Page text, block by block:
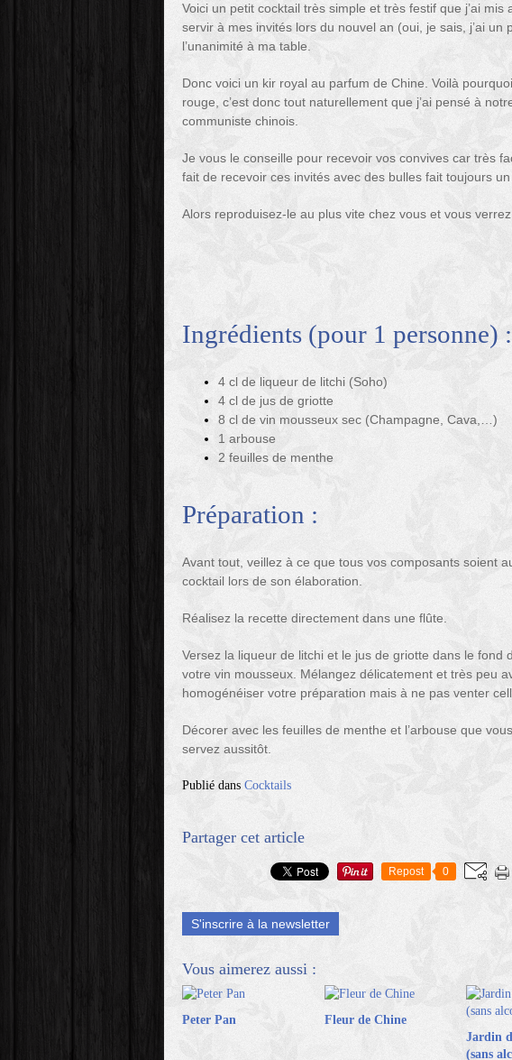
Voici un petit cocktail très simple et très festif que j’ai mis
servir à mes invités lors du nouvel an (oui, je sais, j’ai
l’unanimité à ma table.
Donc voici un kir royal au parfum de Chine. Voilà
rouge, c’est donc tout naturellement que j’ai pensé à
communiste chinois.
Je vous le conseille pour recevoir vos convives car très
fait de recevoir ces invités avec des bulles fait toujours un
Alors reproduisez-le au plus vite chez vous et vous verrez
Ingrédients (pour 1 personne) :
4 cl de liqueur de litchi (Soho)
4 cl de jus de griotte
8 cl de vin mousseux sec (Champagne, Cava,…)
1 arbouse
2 feuilles de menthe
Préparation :
Avant tout, veillez à ce que tous vos composants soient
cocktail lors de son élaboration.
Réalisez la recette directement dans une flûte.
Versez la liqueur de litchi et le jus de griotte dans le fond
votre vin mousseux. Mélangez délicatement et très peu
homogénéiser votre préparation mais à ne pas venter
Décorer avec les feuilles de menthe et l’arbouse que
servez aussitôt.
Publié dans Cocktails
Partager cet article
Repost 0
S'inscrire à la newsletter
Vous aimerez aussi :
Peter Pan
Fleur de Chine
Jardin
(sans